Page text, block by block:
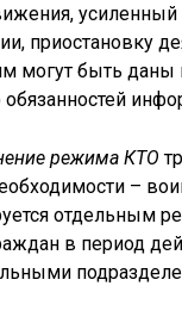
усиленный
приостановку
могут быть даны
обязанностей
режима КТО
–
отдельным
в период